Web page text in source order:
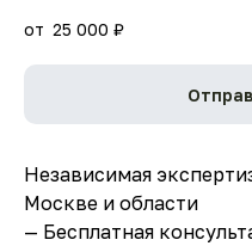
25 000 ₽
Независимая
Москве и области
— Бесплатная